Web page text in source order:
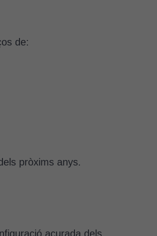
de:
pròxims anys.
acurada dels